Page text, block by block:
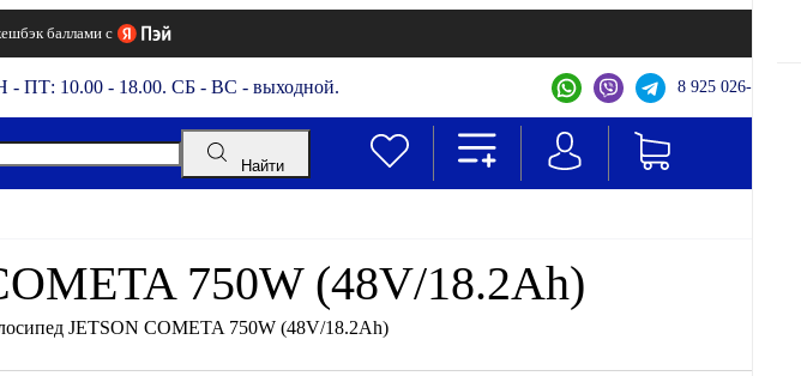
баллами с
- ПТ: 10.00 - 18.00. СБ - ВС - выходной. 8 925 026-44-22
Найти
750W (48V/18.2Ah)
JETSON COMETA 750W (48V/18.2Ah)